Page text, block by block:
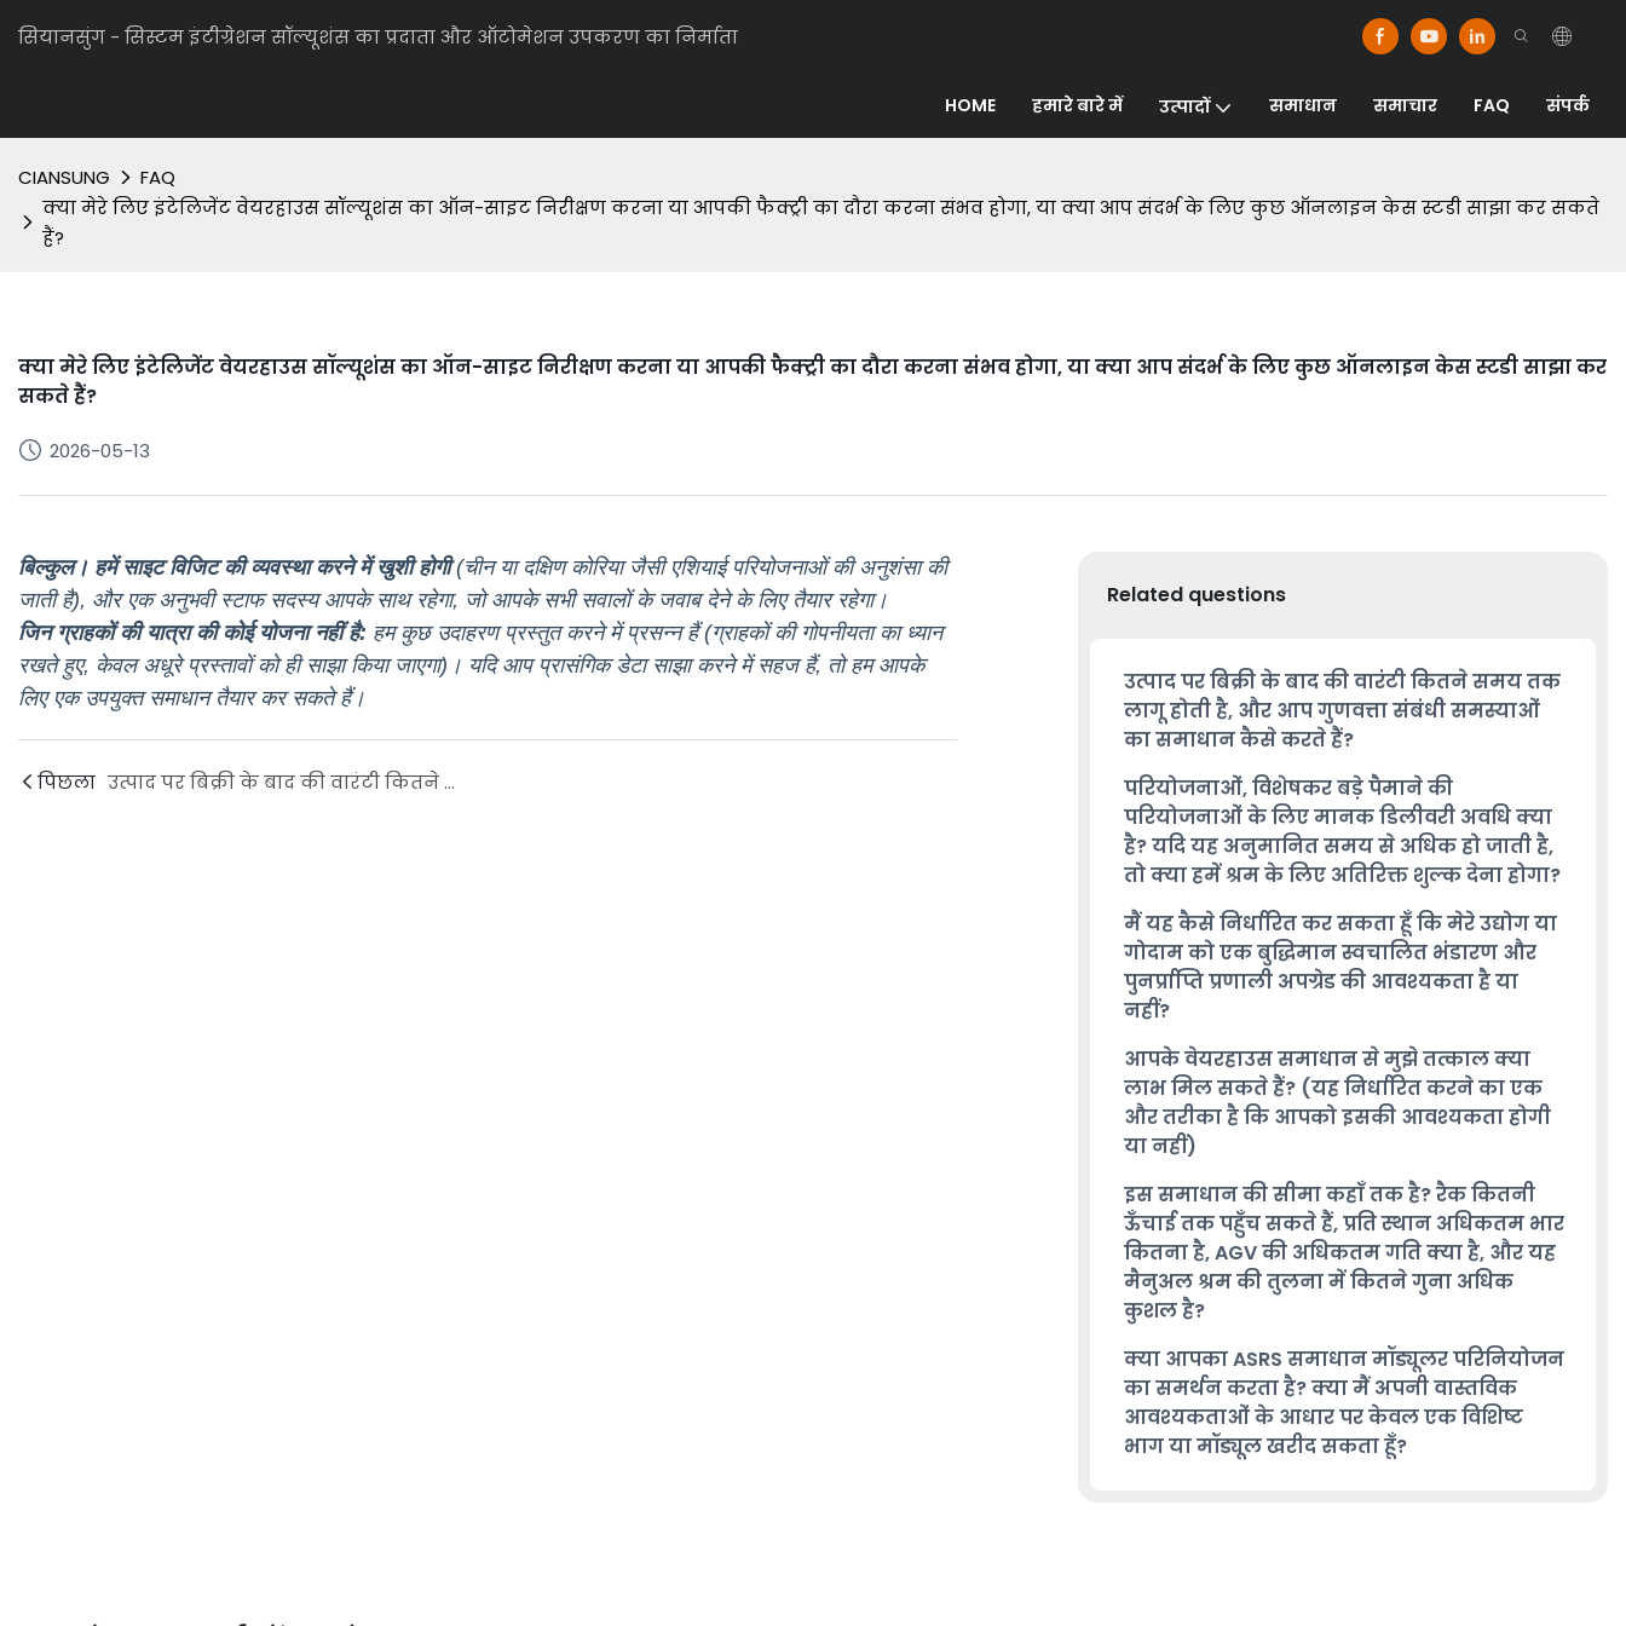
सियानसुंग - सिस्टम इंटीग्रेशन सॉल्यूशंस का प्रदाता और ऑटोमेशन उपकरण का निर्माता
HOME हमारे बारे में उत्पादों समाधान समाचार FAQ संपर्क
CIANSUNG
FAQ
क्या मेरे लिए इंटेलिजेंट वेयरहाउस सॉल्यूशंस का ऑन-साइट निरीक्षण करना या आपकी फैक्ट्री का दौरा करना संभव होगा, या क्या आप संदर्भ के लिए कुछ ऑनलाइन केस स्टडी साझा कर सकते
हैं?
क्या मेरे लिए इंटेलिजेंट वेयरहाउस सॉल्यूशंस का ऑन-साइट निरीक्षण करना या आपकी फैक्ट्री का दौरा करना संभव होगा, या क्या आप संदर्भ के लिए कुछ ऑनलाइन केस स्टडी साझा कर
सकते हैं?
2026-05-13
बिल्कुल। हमें साइट विजिट की व्यवस्था करने में खुशी होगी(चीन या दक्षिण कोरिया जैसी एशियाई परियोजनाओं की अनुशंसा की
जाती है), और एक अनुभवी स्टाफ सदस्य आपके साथ रहेगा, जो आपके सभी सवालों के जवाब देने के लिए तैयार रहेगा।
जिन ग्राहकों की यात्रा की कोई योजना नहीं है: हम कुछ उदाहरण प्रस्तुत करने में प्रसन्न हैं (ग्राहकों की गोपनीयता का ध्यान
रखते हुए, केवल अधूरे प्रस्तावों को ही साझा किया जाएगा)। यदि आप प्रासंगिक डेटा साझा करने में सहज हैं, तो हम आपके
लिए एक उपयुक्त समाधान तैयार कर सकते हैं।
पिछला उत्पाद पर बिक्री के बाद की वारंटी कितने समय तक लागू होती है, और आप गुणवत्ता संबंधी समस्याओं का समाधान कैसे करते हैं?
Related questions
उत्पाद पर बिक्री के बाद की वारंटी कितने समय तक
लागू होती है, और आप गुणवत्ता संबंधी समस्याओं
का समाधान कैसे करते हैं?
परियोजनाओं, विशेषकर बड़े पैमाने की
परियोजनाओं के लिए मानक डिलीवरी अवधि क्या
है? यदि यह अनुमानित समय से अधिक हो जाती है,
तो क्या हमें श्रम के लिए अतिरिक्त शुल्क देना होगा?
मैं यह कैसे निर्धारित कर सकता हूँ कि मेरे उद्योग या
गोदाम को एक बुद्धिमान स्वचालित भंडारण और
पुनर्प्राप्ति प्रणाली अपग्रेड की आवश्यकता है या
नहीं?
आपके वेयरहाउस समाधान से मुझे तत्काल क्या
लाभ मिल सकते हैं? (यह निर्धारित करने का एक
और तरीका है कि आपको इसकी आवश्यकता होगी
या नहीं)
इस समाधान की सीमा कहाँ तक है? रैक कितनी
ऊँचाई तक पहुँच सकते हैं, प्रति स्थान अधिकतम भार
कितना है, AGV की अधिकतम गति क्या है, और यह
मैनुअल श्रम की तुलना में कितने गुना अधिक
कुशल है?
क्या आपका ASRS समाधान मॉड्यूलर परिनियोजन
का समर्थन करता है? क्या मैं अपनी वास्तविक
आवश्यकताओं के आधार पर केवल एक विशिष्ट
भाग या मॉड्यूल खरीद सकता हूँ?